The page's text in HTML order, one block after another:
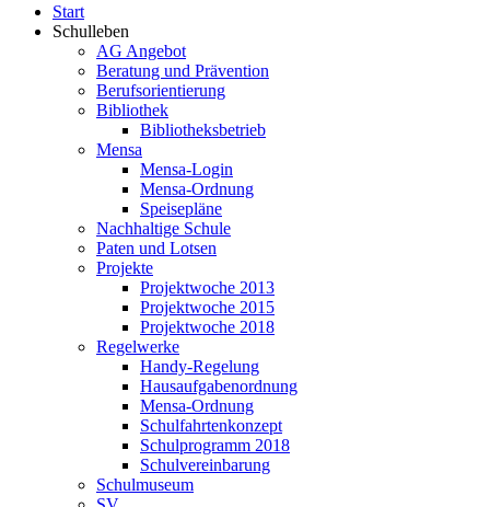
Start
Schulleben
AG Angebot
Beratung und Prävention
Berufsorientierung
Bibliothek
Bibliotheksbetrieb
Mensa
Mensa-Login
Mensa-Ordnung
Speisepläne
Nachhaltige Schule
Paten und Lotsen
Projekte
Projektwoche 2013
Projektwoche 2015
Projektwoche 2018
Regelwerke
Handy-Regelung
Hausaufgabenordnung
Mensa-Ordnung
Schulfahrtenkonzept
Schulprogramm 2018
Schulvereinbarung
Schulmuseum